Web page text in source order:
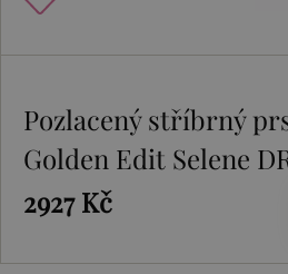
Pozlacený stříbrný
Golden Edit Selene
2927 Kč